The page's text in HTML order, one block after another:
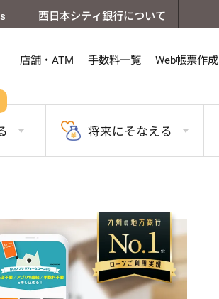
西日本シティ銀行について
店舗・ATM 手数料一覧 Web帳票作成
将来にそなえる